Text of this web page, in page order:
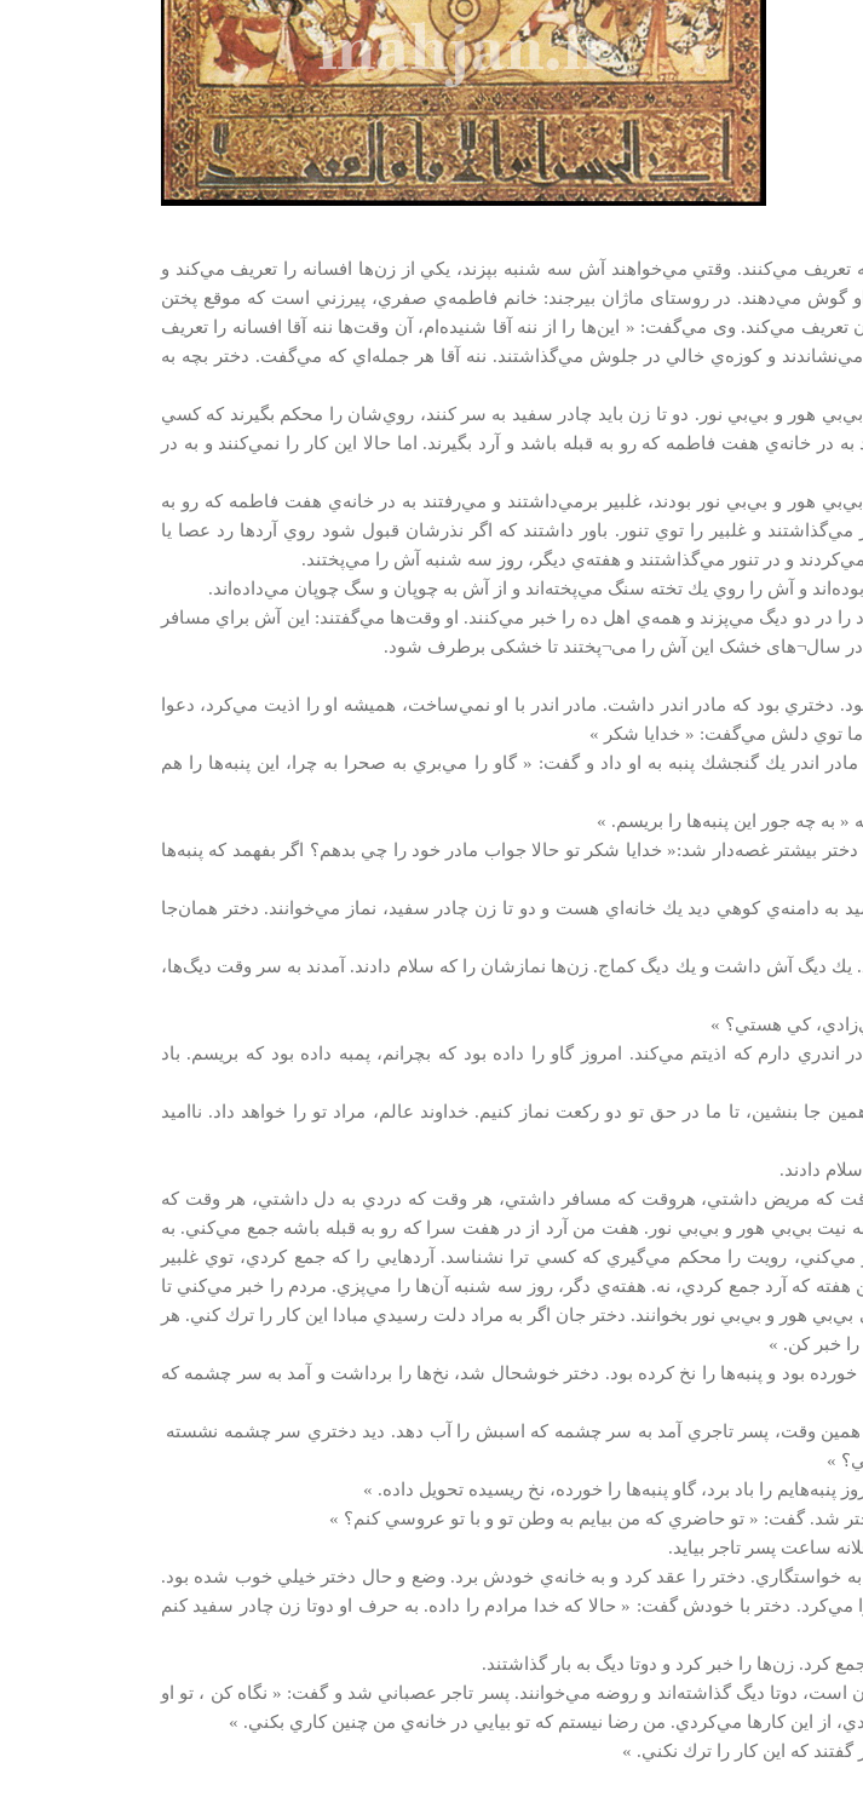
مي‌كنند. وقتي مي‌خواهند آش سه شنبه بپزند، يكي از زن‌ها افسانه را تعريف مي‌كند و
گوش مي‌دهند. در روستای ماژان بیرجند: خانم فاطمه‌ي صفري، پيرزني است كه موقع پختن
تعريف مي‌كند. وی مي‌گفت: « اين‌ها را از ننه آقا شنيده‌ام، آن وقت‌ها ننه آقا افسانه را تعريف
و كوزه‌ي خالي در جلوش مي‌گذاشتند. ننه آقا هر جمله‌اي كه مي‌گفت. دختر بچه به
هور و بي‌بي نور. دو تا زن بايد چادر سفيد به سر كنند، روي‌شان را محكم بگيرند كه كسي
خانه‌ي هفت فاطمه كه رو به قبله باشد و آرد بگيرند. اما حالا اين كار را نمي‌كنند و به در
هور و بي‌بي نور بودند، غلبير برمي‌داشتند و مي‌رفتند به در خانه‌ي هفت فاطمه كه رو به
مي‌گذاشتند و غلبير را توي تنور. باور داشتند كه اگر نذرشان قبول شود روي آردها رد عصا يا
و در تنور مي‌گذاشتند و هفته‌ي ديگر، روز سه شنبه آش را مي‌پختند.
و آش را روي يك تخته سنگ مي‌پخته‌اند و از آش به چوپان و سگ چوپان مي‌داده‌اند.
را در دو ديگ مي‌پزند و همه‌ي اهل ده را خبر مي‌كنند. او وقت‌ها مي‌گفتند: اين آش براي مسافر
سال¬های خشک این آش را می¬پختند تا خشکی برطرف شود.
دختري بود كه مادر اندر داشت. مادر اندر با او نمي‌ساخت، هميشه او را اذيت مي‌كرد، دعوا
توي دلش مي‌گفت: « خدايا شكر »
اندر يك گنجشك پنبه به او داد و گفت: « گاو را مي‌بري به صحرا به چرا، اين پنبه‌ها را هم
چه جور اين پنبه‌ها را بريسم. »
دختر بيشتر غصه‌دار شد:« خدايا شكر تو حالا جواب مادر خود را چي بدهم؟ اگر بفهمد كه پنبه‌ها
دامنه‌ي كوهي ديد يك خانه‌اي هست و دو تا زن چادر سفيد، نماز مي‌خوانند. دختر همان‌جا
يك ديگ آش داشت و يك ديگ كماج. زن‌ها نمازشان را كه سلام دادند. آمدند به سر وقت ديگ‌ها،
كي هستي؟ »
دارم كه اذيتم مي‌كند. امروز گاو را داده بود كه بچرانم، پمبه داده بود كه بريسم. باد
جا بنشين، تا ما در حق تو دو ركعت نماز كنيم. خداوند عالم، مراد تو را خواهد داد. نااميد
دادند.
وقت كه مريض داشتي، هروقت كه مسافر داشتي، هر وقت كه دردي به دل داشتي، هر وقت كه
نيت بي‌بي هور و بي‌بي نور. هفت من آرد از در هفت سرا كه رو به قبله باشه جمع مي‌كني. به
رويت را محكم مي‌گيري كه كسي ترا نشناسد. آردهايي را كه جمع كردي، توي غلبير
هفته كه آرد جمع كردي، نه. هفته‌ي دگر، روز سه شنبه آن‌ها را مي‌پزي. مردم را خبر مي‌كني تا
بي‌بي هور و بي‌بي نور بخوانند. دختر جان اگر به مراد دلت رسيدي مبادا اين كار را ترك كني. هر
را خبر كن. »
خورده بود و پنبه‌ها را نخ كرده بود. دختر خوشحال شد، نخ‌ها را برداشت و آمد به سر چشمه كه
وقت، پسر تاجري آمد به سر چشمه كه اسبش را آب دهد. ديد دختري سر چشمه نشسته
»
را باد برد، گاو پنبه‌ها را خورده، نخ ريسيده تحويل داده. »
شد. گفت: « تو حاضري كه من بيايم به وطن تو و با تو عروسي كنم؟ »
ساعت پسر تاجر بيايد.
به خواستگاري. دختر را عقد كرد و به خانه‌ي خودش برد. وضع و حال دختر خيلي خوب شده بود.
دختر با خودش گفت: « حالا كه خدا مرادم را داده. به حرف او دوتا زن چادر سفيد كنم
كرد. زن‌ها را خبر كرد و دوتا ديگ به بار گذاشتند.
زن است، دوتا ديگ گذاشته‌اند و روضه مي‌خوانند. پسر تاجر عصباني شد و گفت: « نگاه كن ، تو او
از اين كارها مي‌كردي. من رضا نيستم كه تو بيايي در خانه‌ي من چنين كاري بكني. »
كه اين كار را ترك نكني. »